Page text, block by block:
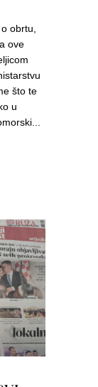
obrtu,
ove
što te
u